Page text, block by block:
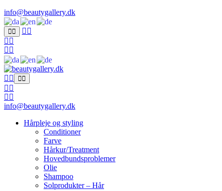
info@beautygallery.dk
info@beautygallery.dk
Hårpleje og styling
Conditioner
Farve
Hårkur/Treatment
Hovedbundsproblemer
Olie
Shampoo
Solprodukter – Hår